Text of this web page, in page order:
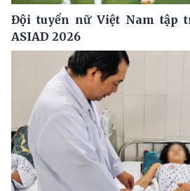
Đội tuyển nữ Việt Nam tập
ASIAD 2026